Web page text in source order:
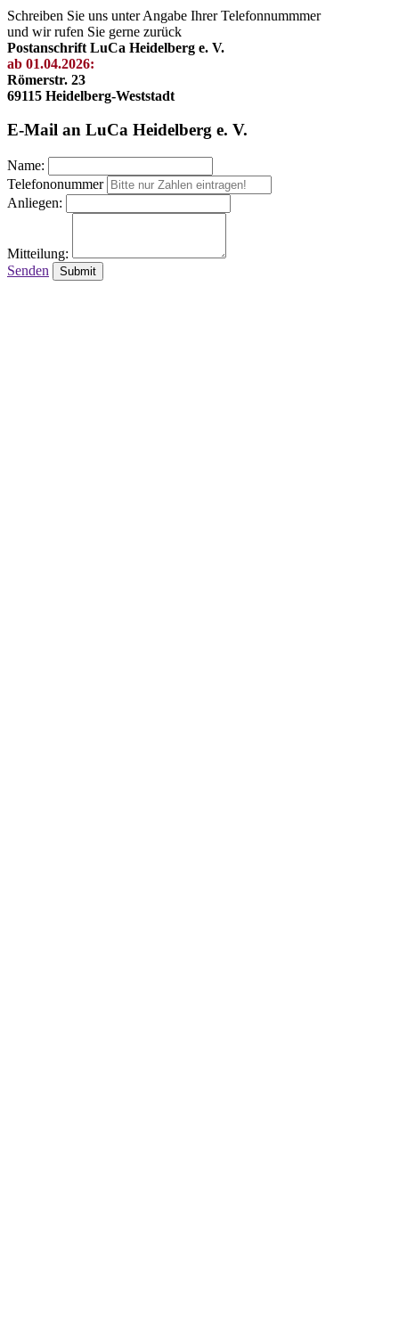
Schreiben Sie uns unter Angabe Ihrer Telefonnummmer
und wir rufen Sie gerne zurück
Postanschrift LuCa Heidelberg e. V.
ab 01.04.2026:
Römerstr. 23
69115 Heidelberg-Weststadt
E-Mail an LuCa Heidelberg e. V.
Name:
Telefononummer
Anliegen:
Mitteilung:
Senden